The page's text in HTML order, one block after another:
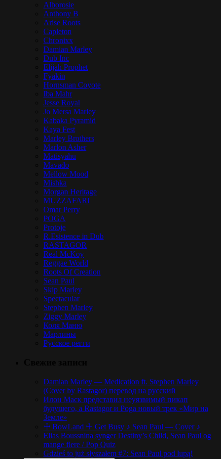
Alborosie
Anthony B
Arise Roots
Capleton
Chronixx
Damian Marley
Dub Inc
Elijah Prophet
Fyakin
Hornsman Coyote
Iba Mahr
Jesse Royal
Jo Mersa Marley
Kabaka Pyramid
Kaya Fest
Marley Brothers
Marlon Asher
Matisyahu
Mavado
Mellow Mood
Mishka
Morgan Heritage
MUZZAFARI
Omar Perry
POGA
Protoje
R.Esistence in Dub
RASTAGOR
Real McKoy
Reggae World
Roots Of Creation
Sean Paul
Skip Marley
Spectacular
Stephen Marley
Ziggy Marley
Коля Маню
Марлины
Русское регги
Damian Marley — Medication ft. Stephen Marley
(Cover by Rastagor) перевод на русский
Илон Маск представил неуязвимый пикап
будущего, а Rastagor и Poga новый трек «Мир на
Земле»
☩ BowLand ☩ Get Busy ♪ Sean Paul — Cover ♪
Elias Boussnina synger Destiny’s Child, Sean Paul og
mange flere / Pop Quiz
Gdzieś to już słyszałem #7: Sean Paul pod lupą!